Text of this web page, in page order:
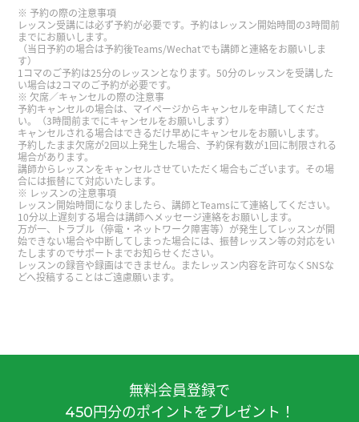
と毎日コツコツやっていたら終わりました。終わっ
たことが信じられない。根気よく先生が教えてくれ
たおかげです。明日からはもう一度始めから復習し
て忘れたところをやり直します。明日からもよろし
くお願いします。( 40代 女性 )
多谢老师！！今天的文章，虽然有点难，不过继续
加油！
多谢老师！！好久不见了，能够上您的课，我很开
心！下次再见！！
謝謝！( 40代 女性 )
( 40代 女性 )
予約の際の注意事項
レッスン受講には必ず予約が必要です。予約はレッスン開始時間の3時間前
までにお願いします。
（当日予約の場合は予約後Teams/Wechatでも講師と連絡をお願いしま
す）
1コマのご予約は25分のレッスンとなります。50分のレッスンを受講した
い場合は2コマのご予約が必要です。
欠席／キャンセルの際の注意事
予約キャンセルの場合は、マイページからキャンセルを申請してくださ
い。（3時間前までにキャンセルをお願いします）
キャンセルされる場合はできるだけ早めにキャンセルをお願いします。
予約したまま欠席が2回以上発生した場合、予約保有数が1回に制限される
場合があります。
講師からレッスンをキャンセルさせていただく場合もございます。その場
合には振替にて対応いたします。
レッスンの注意事項
レッスン開始時間になりましたら、講師とTeamsにて連絡してください。
10分以上遅刻する場合は講師へメッセージ連絡をお願いします。
万が一、トラブル（停電・ネットワーク障害等）が発生してレッスンが開
始できない場合や中断してしまった場合には、振替レッスン等の対応をい
たしますのでサポートまでお知らせください。
レッスンの録音や録画はできません。またレッスン内容を許可なくSNSな
どへ投稿することはご遠慮願います。
無料会員登録で
450円分のポイントをプレゼント！